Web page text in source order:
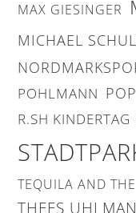
MAX GIESINGER
MICHAEL
POHLMANN
R.SH KINDERTAG
TEQUILA AND
THEES